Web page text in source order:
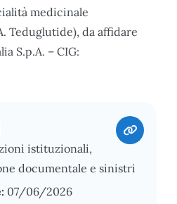
medicinale
Teduglutide), da affidare
S.p.A. – CIG:
istituzionali,
documentale e sinistri
07/06/2026